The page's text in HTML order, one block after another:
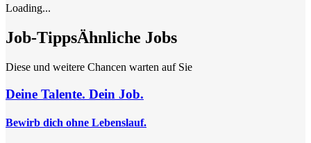
Loading...
Job-TippsÄhnliche Jobs
Diese und weitere Chancen warten auf Sie
Deine Talente. Dein Job.
Bewirb dich ohne Lebenslauf.